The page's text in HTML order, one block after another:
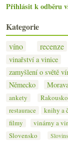
Přihlásit k odběru
Kategorie
víno recenze
vinařství a vinice
zamyšlení o světě
Německo
ankety
Rakousko
restaurace
knihy a
filmy
vinárny a
Slovensko